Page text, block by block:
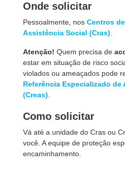
Onde solicitar
Pessoalmente, nos Centros
Assistência Social (Cras)
Atenção! Quem precisa de
estar em situação de risco
violados ou ameaçados pode
Referência Especializado de
(Creas)
Como solicitar
Vá até a unidade do Cras ou
você. A equipe de proteção
encaminhamento.